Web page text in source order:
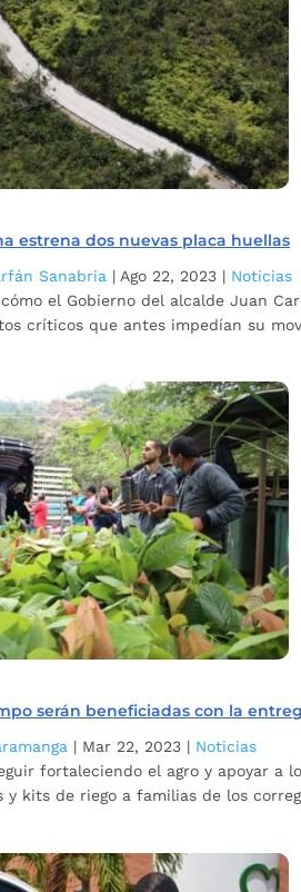
estrena dos nuevas placa huellas
Sanabria | Ago 22, 2023 | Noticias
el Gobierno del alcalde Juan
críticos que antes impedían su
serán beneficiadas con la
| Mar 22, 2023 | Noticias
fortaleciendo el agro y apoyar a
kits de riego a familias de los